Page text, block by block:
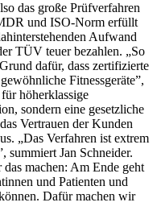
das große Prüfverfahren
und ISO-Norm erfüllt
Aufwand
TÜV teuer bezahlen. „So
dafür, dass zertifizierte
Fitnessgeräte”,
höherklassige
sondern eine gesetzliche
Vertrauen der Kunden
„Das Verfahren ist extrem
summiert Jan Schneider.
machen: Am Ende geht
und Patienten und
Dafür machen wir